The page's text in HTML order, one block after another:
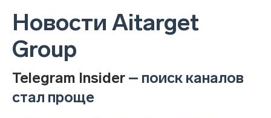
Новости Aitarget
Group
Telegram Insider – поиск каналов
стал проще